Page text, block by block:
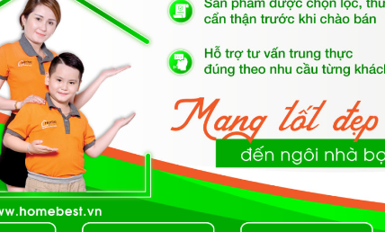
bị mặt kính Ceramic, chịu lực và chịu nhiệt tốt, dễ vệ sinh.
phân biệt các loại mặt kính